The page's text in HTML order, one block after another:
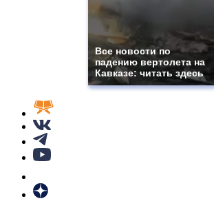
Все новости по
падению вертолета на
Кавказе: читать здесь